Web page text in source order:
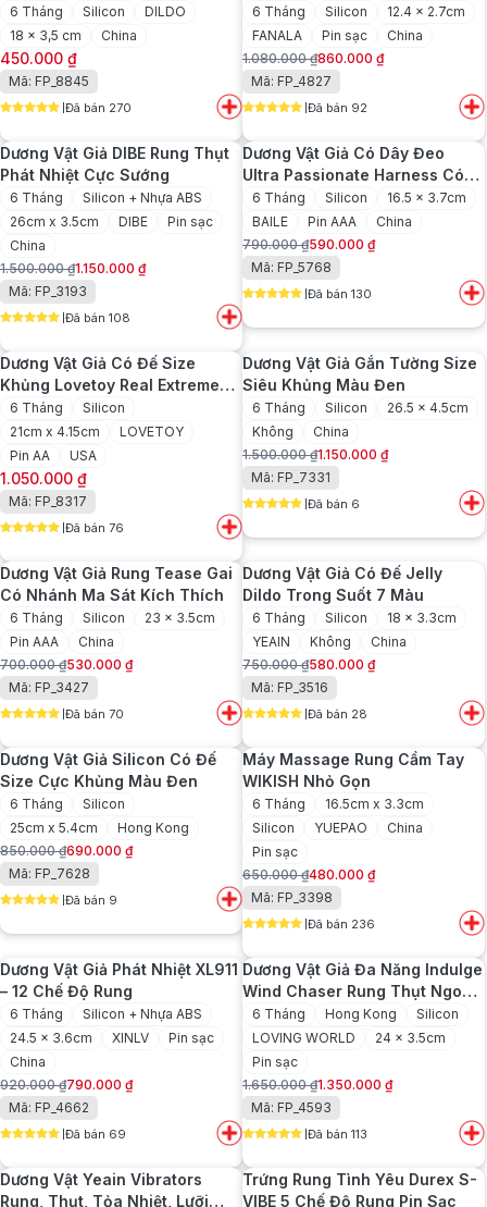
6 Tháng Silicon
DILDO
18 x 3,5 cm
China
450.000 ₫
Mã: FP_8845
Đã bán 270
Xa
6 Tháng Silicon
12.4 x 2.7cm
FANALA
Pin sạc
China
1.080.000₫
Giá
gốc
là:
1.080.000 ₫.
860.000 ₫
Giá
hiện
tại
là:
860.000 ₫.
Mã: FP_4827
Đã bán 92
Dương Vật Giả DIBE Rung Thụt
Phát Nhiệt Cực Sướng
6 Tháng
Silicon + Nhựa ABS
26cm x 3.5cm
DIBE
Pin sạc
China
1.500.000₫
Giá
gốc
là:
1.500.000 ₫.
1.150.000 ₫
Giá
hiện
tại
là:
1.150.000 ₫.
Mã: FP_3193
Đã bán 108
Dương Vật Giả Có Dây Đeo
Ultra Passionate Harness Có
Rung
6 Tháng Silicon
16.5 x 3.7cm
BAILE
Pin AAA
China
790.000₫
Giá
gốc
là:
790.000 ₫.
590.000 ₫
Giá
hiện
tại
là:
590.000 ₫.
Mã: FP_5768
Đã bán 130
Dương Vật Giả Có Đế Size
Khủng Lovetoy Real Extreme
8.5inch Có Rung
6 Tháng
Silicon
21cm x 4.15cm
LOVETOY
Pin AA
USA
1.050.000 ₫
Mã: FP_8317
Đã bán 76
Dương Vật Giả Gắn Tường Size
Siêu Khủng Màu Đen
6 Tháng Silicon
26.5 x 4.5cm
Không
China
1.500.000₫
Giá
gốc
là:
1.500.000 ₫.
1.150.000 ₫
Giá
hiện
tại
là:
1.150.000 ₫.
Mã: FP_7331
Đã bán 6
Dương Vật Giả Rung Tease Gai
Có Nhánh Ma Sát Kích Thích
6 Tháng Silicon
23 x 3.5cm
Pin AAA
China
700.000₫
Giá
gốc
là:
700.000 ₫.
530.000 ₫
Giá
hiện
tại
là:
530.000 ₫.
Mã: FP_3427
Đã bán 70
Dương Vật Giả Có Đế Jelly
Dildo Trong Suốt 7 Màu
6 Tháng Silicon
18 x 3.3cm
YEAIN
Không
China
750.000₫
Giá
gốc
là:
750.000 ₫.
580.000 ₫
Giá
hiện
tại
là:
580.000 ₫.
Mã: FP_3516
Đã bán 28
Dương Vật Giả Silicon Có Đế
Size Cực Khủng Màu Đen
6 Tháng
Silicon
25cm x 5.4cm
Hong Kong
850.000₫
Giá
gốc
là:
850.000 ₫.
690.000 ₫
Giá
hiện
tại
là:
Mã: FP_7628
Đã bán 9
Máy Massage Rung Cầm Tay
WIKISH Nhỏ Gọn
6 Tháng
16.5cm x 3.3cm
Silicon
YUEPAO
China
Pin sạc
650.000₫
Giá
gốc
là:
650.000 ₫.
480.000 ₫
Giá
hiện
tại
là:
480.000 ₫.
Mã: FP_3398
Đã bán 236
Dương Vật Giả Phát Nhiệt XL911
– 12 Chế Độ Rung
6 Tháng
Silicon + Nhựa ABS
24.5 x 3.6cm
XINLV
Pin sạc
China
920.000₫
Giá
gốc
là:
920.000 ₫.
790.000 ₫
Giá
hiện
tại
là:
790.000 ₫.
Mã: FP_4662
Đã bán 69
Dương Vật Giả Đa Năng Indulge
Wind Chaser Rung Thụt Ngoáy
360 Độ
6 Tháng Hong Kong
Silicon
LOVING WORLD
24 x 3.5cm
Pin sạc
1.650.000₫
Giá
gốc
là:
1.650.000 ₫.
1.350.000 ₫
Giá
hiện
tại
là:
1.350.000 ₫.
Mã: FP_4593
Đã bán 113
Dương Vật Yeain Vibrators
Rung, Thụt, Tỏa Nhiệt, Lưỡi
Trứng Rung Tình Yêu Durex S-
VIBE 5 Chế Độ Rung Pin Sạc